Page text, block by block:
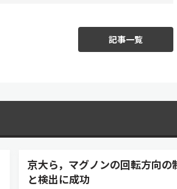
記事一覧
京大ら，マグノンの回転方向の
と検出に成功